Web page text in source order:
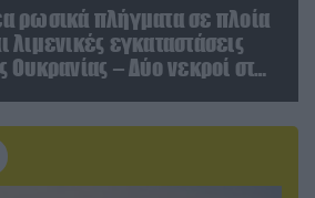
ρωσικά πλήγματα σε πλοία
λιμενικές εγκαταστάσεις
Ουκρανίας – Δύο νεκροί στην